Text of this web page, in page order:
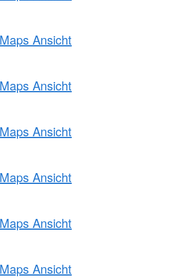
Ansicht
Ansicht
Ansicht
Ansicht
Ansicht
Ansicht